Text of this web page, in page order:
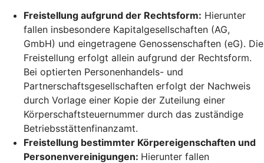
Freistellung aufgrund der Rechtsform: Hierunter
fallen insbesondere Kapitalgesellschaften (AG,
GmbH) und eingetragene Genossenschaften (eG). Die
Freistellung erfolgt allein aufgrund der Rechtsform.
Bei optierten Personenhandels- und
Partnerschaftsgesellschaften erfolgt der Nachweis
durch Vorlage einer Kopie der Zuteilung einer
Körperschaftsteuernummer durch das zuständige
Betriebsstättenfinanzamt.
Freistellung bestimmter Körpereigenschaften und
Personenvereinigungen: Hierunter fallen